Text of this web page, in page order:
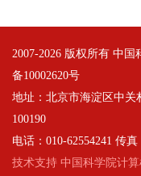
2007-2026 版权所有 中国
备10002620号
地址：北京市海淀区中关
100190
电话：010-62554241 传真
技术支持 中国科学院计